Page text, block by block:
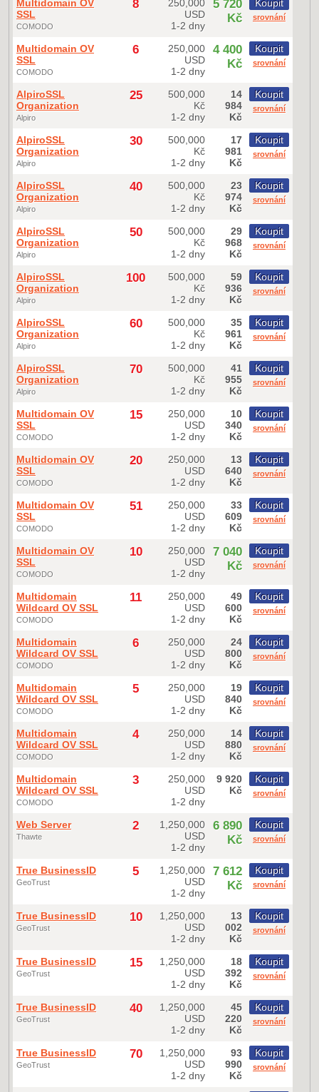
Multidomain OV
SSL
COMODO
8
250,000
USD
1-2 dny
5 720
Kč
Koupit
srovnání
Multidomain OV
SSL
COMODO
6
250,000
USD
1-2 dny
4 400
Kč
Koupit
srovnání
AlpiroSSL
Organization
Alpiro
25
500,000
Kč
1-2 dny
14
984
Kč
Koupit
srovnání
AlpiroSSL
Organization
Alpiro
30
500,000
Kč
1-2 dny
17
981
Kč
Koupit
srovnání
AlpiroSSL
Organization
Alpiro
40
500,000
Kč
1-2 dny
23
974
Kč
Koupit
srovnání
AlpiroSSL
Organization
Alpiro
50
500,000
Kč
1-2 dny
29
968
Kč
Koupit
srovnání
AlpiroSSL
Organization
Alpiro
100
500,000
Kč
1-2 dny
59
936
Kč
Koupit
srovnání
AlpiroSSL
Organization
Alpiro
60
500,000
Kč
1-2 dny
35
961
Kč
Koupit
srovnání
AlpiroSSL
Organization
Alpiro
70
500,000
Kč
1-2 dny
41
955
Kč
Koupit
srovnání
Multidomain OV
SSL
COMODO
15
250,000
USD
1-2 dny
10
340
Kč
Koupit
srovnání
Multidomain OV
SSL
COMODO
20
250,000
USD
1-2 dny
13
640
Kč
Koupit
srovnání
Multidomain OV
SSL
COMODO
51
250,000
USD
1-2 dny
33
609
Kč
Koupit
srovnání
Multidomain OV
SSL
COMODO
10
250,000
USD
1-2 dny
7 040
Kč
Koupit
srovnání
Multidomain
Wildcard OV SSL
COMODO
11
250,000
USD
1-2 dny
49
600
Kč
Koupit
srovnání
Multidomain
Wildcard OV SSL
COMODO
6
250,000
USD
1-2 dny
24
800
Kč
Koupit
srovnání
Multidomain
Wildcard OV SSL
COMODO
5
250,000
USD
1-2 dny
19
840
Kč
Koupit
srovnání
Multidomain
Wildcard OV SSL
COMODO
4
250,000
USD
1-2 dny
14
880
Kč
Koupit
srovnání
Multidomain
Wildcard OV SSL
COMODO
3
250,000
USD
1-2 dny
9 920
Kč
Koupit
srovnání
Web Server
Thawte
2
1,250,000
USD
1-2 dny
6 890
Kč
Koupit
srovnání
True BusinessID
GeoTrust
5
1,250,000
USD
1-2 dny
7 612
Kč
Koupit
srovnání
True BusinessID
GeoTrust
10
1,250,000
USD
1-2 dny
13
002
Kč
Koupit
srovnání
True BusinessID
GeoTrust
15
1,250,000
USD
1-2 dny
18
392
Kč
Koupit
srovnání
True BusinessID
GeoTrust
40
1,250,000
USD
1-2 dny
45
220
Kč
Koupit
srovnání
True BusinessID
GeoTrust
70
1,250,000
USD
1-2 dny
93
990
Kč
Koupit
srovnání